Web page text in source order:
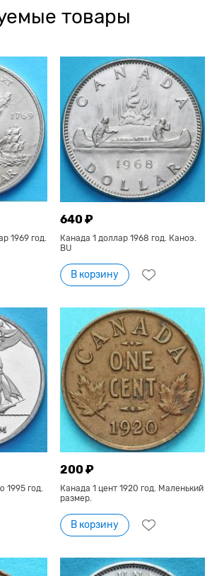
товары
1969 год.
640 ₽
Канада 1 доллар 1968 год. Каноэ.
BU
В корзину
1995 год.
200 ₽
Канада 1 цент 1920 год. Маленький
размер.
В корзину